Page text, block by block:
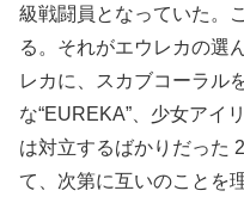
級戦闘員となっていた。
る。それがエウレカの選
レカに、スカブコーラル
な“EUREKA”、少女アイ
は対立するばかりだった
て、次第に互いのことを